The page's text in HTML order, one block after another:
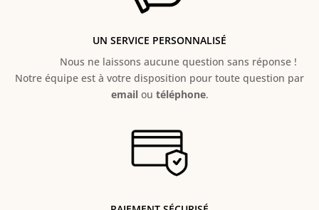
UN SERVICE PERSONNALISÉ
Nous ne laissons aucune question sans réponse !
Notre équipe est à votre disposition pour toute question par
emailou téléphone.